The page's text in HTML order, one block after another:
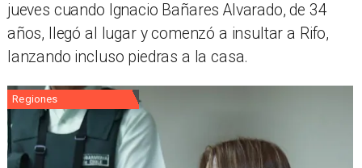
jueves cuando Ignacio Bañares Alvarado, de 34
años, llegó al lugar y comenzó a insultar a Rifo,
lanzando incluso piedras a la casa.
Regiones